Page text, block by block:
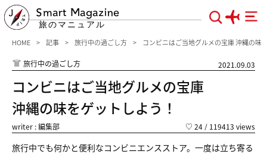
Smart Magazine
旅のマニュアル
HOME 記事 旅行中の過ごし方 コンビニはご当地グルメの宝庫 沖縄の味
旅行中の過ごし方 2021.09.03
コンビニはご当地グルメの宝庫
沖縄の味をゲットしよう！
writer : 編集部 ♡ 24 / 119413 views
旅行中でも何かと便利なコンビニエンスストア。一度は立ち寄る